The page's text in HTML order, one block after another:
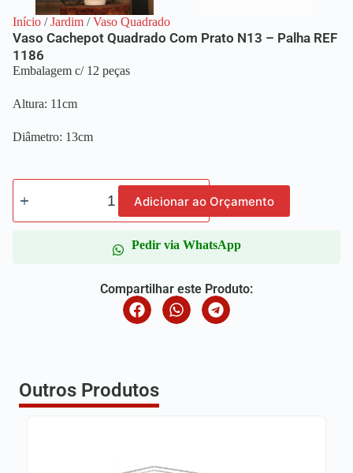
Início /Jardim /Vaso Quadrado
Vaso Cachepot Quadrado Com Prato N13 – Palha REF
1186
Embalagem c/ 12 peças
Altura: 11cm
Diâmetro: 13cm
Adicionar ao Orçamento
Pedir via WhatsApp
Compartilhar este Produto:
Outros Produtos